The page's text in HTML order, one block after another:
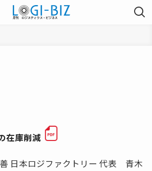
在庫削減
日本ロジファクトリー 代表 青木